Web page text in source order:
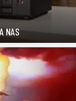
NAS